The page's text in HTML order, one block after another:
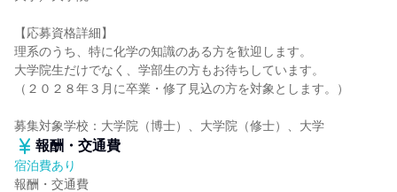
【応募資格詳細】
理系のうち、特に化学の知識のある方を歓迎します。
大学院生だけでなく、学部生の方もお待ちしています。
（２０２８年３月に卒業・修了見込の方を対象とします。）
募集対象学校：大学院（博士）、大学院（修士）、大学
報酬・交通費
宿泊費あり
報酬・交通費